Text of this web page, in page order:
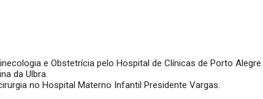
e Obstetrícia pelo Hospital de Clínicas de Porto Alegre.
da Ulbra.
no Hospital Materno Infantil Presidente Vargas.